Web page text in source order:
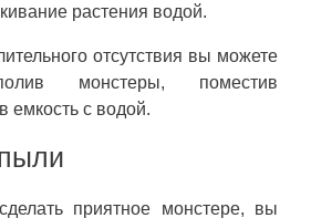
растения водой.
отсутствия вы можете
монстеры, поместив
емкость с водой.
приятное монстере, вы